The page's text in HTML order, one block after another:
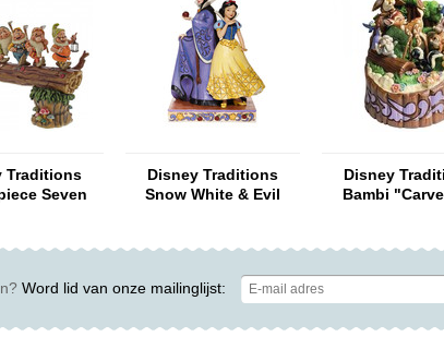
Traditions
Seven
Disney Traditions
Snow White & Evil
Disney
Bambi
Word lid van onze mailinglijst: